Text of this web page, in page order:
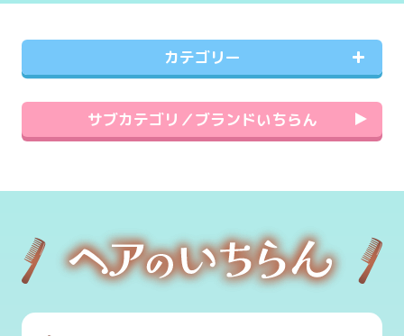
カテゴリー
サブカテゴリ／ブランドいちらん